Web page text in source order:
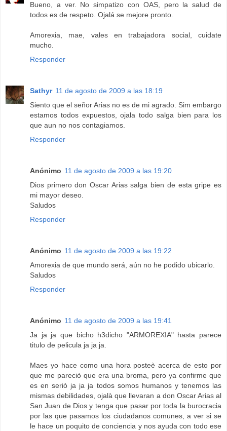
Bueno, a ver. No simpatizo con OAS, pero la salud de
todos es de respeto. Ojalá se mejore pronto.
Amorexia, mae, vales en trabajadora social, cuidate
mucho.
Responder
Sathyr 11 de agosto de 2009 a las 18:19
Siento que el señor Arias no es de mi agrado. Sim embargo
estamos todos expuestos, ojala todo salga bien para los
que aun no nos contagiamos.
Responder
Anónimo 11 de agosto de 2009 a las 19:20
Dios primero don Oscar Arias salga bien de esta gripe es
mi mayor deseo.
Saludos
Responder
Anónimo 11 de agosto de 2009 a las 19:22
Amorexia de que mundo será, aún no he podido ubicarlo.
Saludos
Responder
Anónimo 11 de agosto de 2009 a las 19:41
Ja ja ja que bicho h3dicho "ARMOREXIA" hasta parece
titulo de pelicula ja ja ja.
Maes yo hace como una hora posteè acerca de esto por
que me pareciò que era una broma, pero ya confirme que
es en seriò ja ja ja todos somos humanos y tenemos las
mismas debilidades, ojalà que llevaran a don Oscar Arias al
San Juan de Dios y tenga que pasar por toda la burocracia
por las que pasamos los ciudadanos comunes, a ver si se
le hace un poquito de conciencia y nos ayuda con todo ese